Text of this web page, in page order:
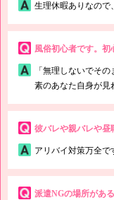
生理休暇ありなの
風俗初心者です。初
「無理しないでそ
素のあなた自身が見
彼バレや親バレや昼
アリバイ対策万全で
派遣NGの場所があ